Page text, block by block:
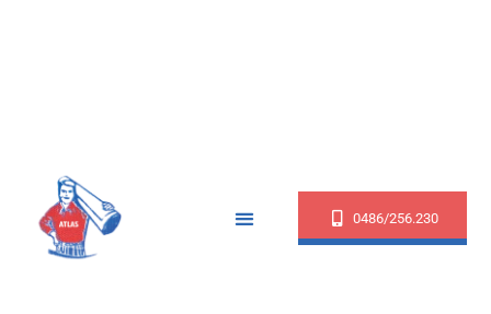
0486/256.230